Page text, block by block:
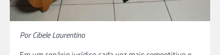
Por Cibele Laurentino